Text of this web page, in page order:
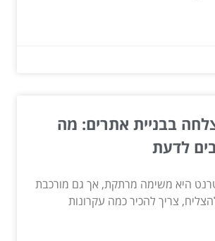
בבניית אתרים: מה
לדעת
היא משימה מרתקת, אך גם מורכבת
צריך להכיר כמה עקרונות